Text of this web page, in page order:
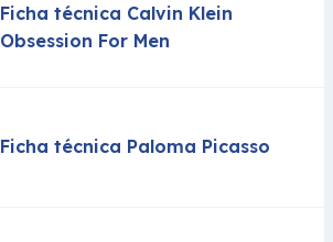
Ficha técnica Calvin Klein
Obsession For Men
Ficha técnica Paloma Picasso